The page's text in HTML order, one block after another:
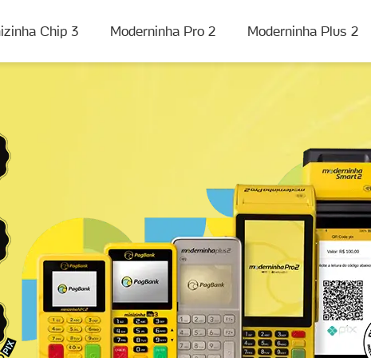
Chip 3 Moderninha Pro 2 Moderninha Plus 2